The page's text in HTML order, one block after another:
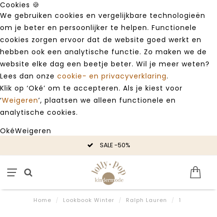
Cookies 🍪
We gebruiken cookies en vergelijkbare technologieën
om je beter en persoonlijker te helpen. Functionele
cookies zorgen ervoor dat de website goed werkt en
hebben ook een analytische functie. Zo maken we de
website elke dag een beetje beter. Wil je meer weten?
Lees dan onze cookie- en privacyverklaring.
Klik op ‘Oké’ om te accepteren. Als je kiest voor
‘Weigeren’, plaatsen we alleen functionele en
analytische cookies.
OkéWeigeren
SALE -50%
Home / Lookbook Winter / Ralph Lauren / 1